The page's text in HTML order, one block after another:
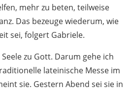
mehr zu beten, teilweise
Das bezeuge wiederum, wie
sei, folgert Gabriele.
zu Gott. Darum gehe ich
lateinische Messe im
sie. Gestern Abend sei sie in